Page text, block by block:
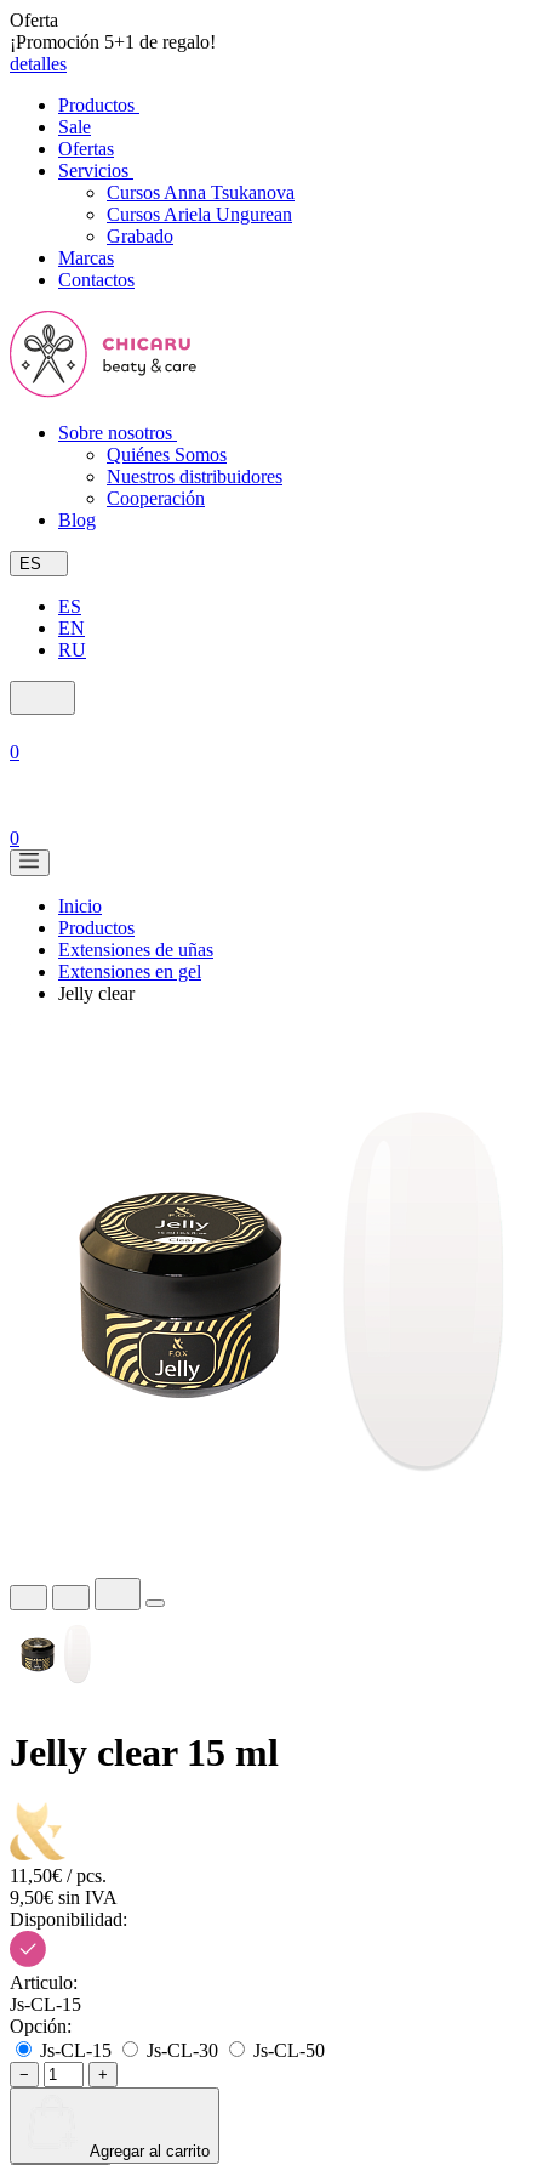
Oferta
¡Promoción 5+1 de regalo!
detalles
Productos
Sale
Ofertas
Servicios
Cursos Anna Tsukanova
Cursos Ariela Ungurean
Grabado
Marcas
Contactos
Sobre nosotros
Quiénes Somos
Nuestros distribuidores
Cooperación
Blog
ES
ES
EN
RU
0
0
Inicio
Productos
Extensiones de uñas
Extensiones en gel
Jelly clear
Jelly clear 15 ml
11,50€ / pcs.
9,50€ sin IVA
Disponibilidad:
Articulo:
Js-CL-15
Opción:
Js-CL-15
Js-CL-30 Js-CL-50
− +
Agregar al carrito